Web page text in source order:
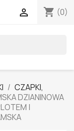
shopping_cart (0)

CZAPKI,
DZIANINOWA
|